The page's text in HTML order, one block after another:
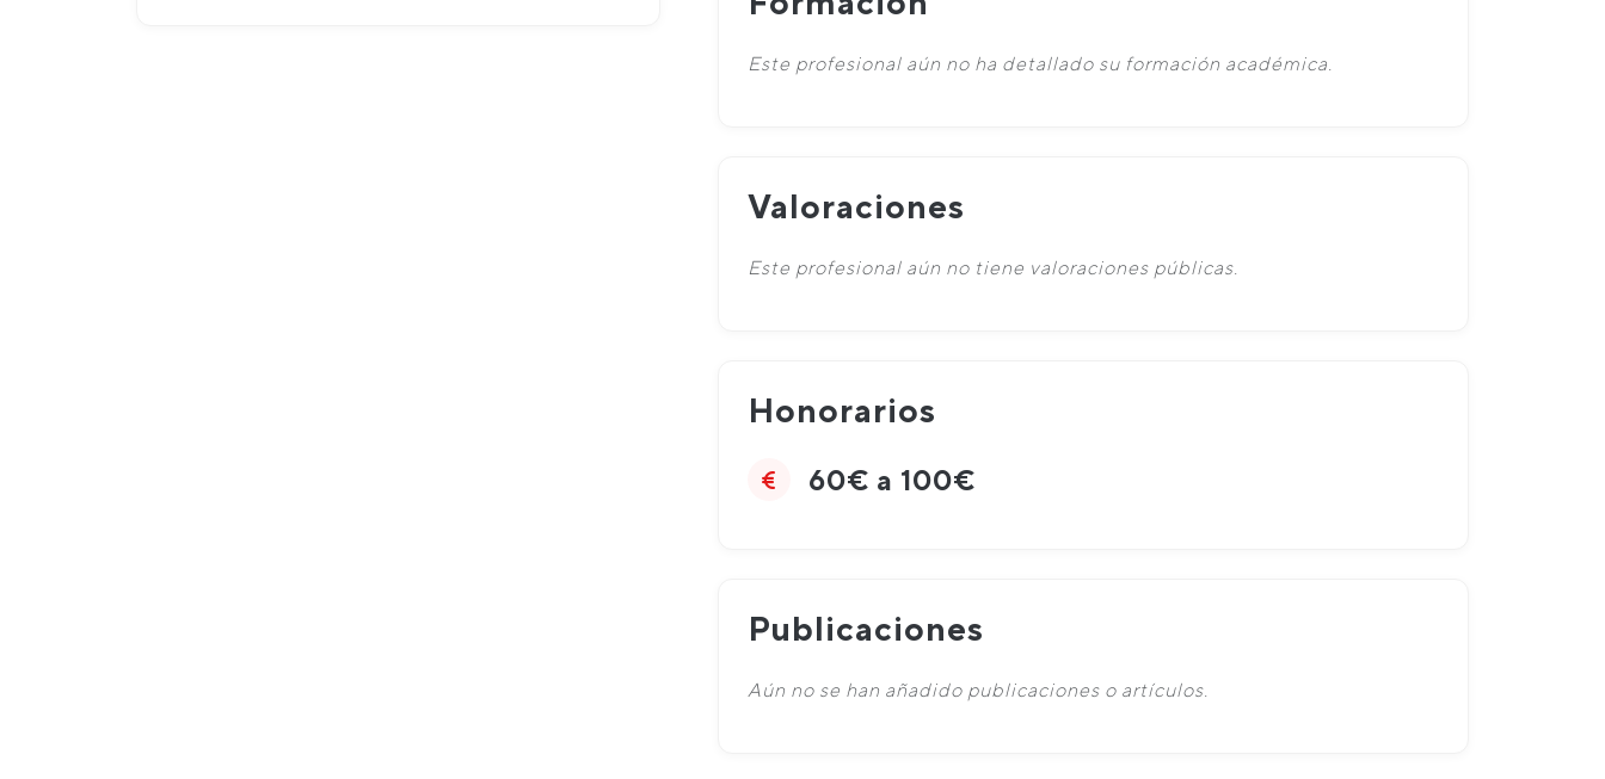
Este profesional aún no ha detallado su formación académica.
Valoraciones
Este profesional aún no tiene valoraciones públicas.
Honorarios
60€ a 100€
Publicaciones
Aún no se han añadido publicaciones o artículos.